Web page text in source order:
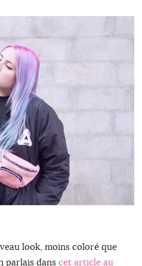
look, moins coloré que
parlais dans cet article au